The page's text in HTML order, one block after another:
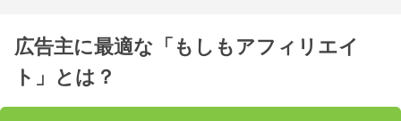
広告主に最適な「もしもアフィリエイ
ト」とは？